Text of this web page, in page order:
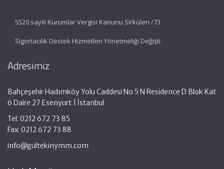
5520 sayılı Kurumlar Vergisi Kanunu Sirküleri /73
Sigortacılık Destek Hizmetleri Yönetmeliği Değişti
Adresimiz
Bahçeşehir Hadımköy Yolu Caddesi No 5 N Residence D Blok Kat
6 Daire 27 Esenyurt | İstanbul
Tel: 0212 672 73 85
Fax: 0212 672 73 88
info@gultekinymm.com